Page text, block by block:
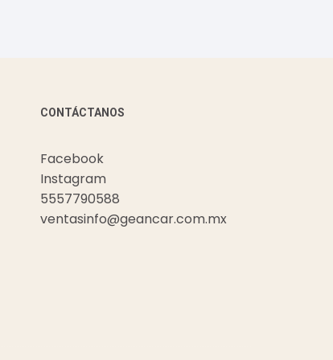
CONTÁCTANOS
Facebook
Instagram
5557790588
ventasinfo@geancar.com.mx